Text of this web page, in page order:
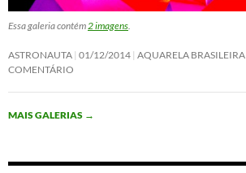
Essa galeria contém2 imagens.
ASTRONAUTA 01/12/2014 AQUARELA BRASILEIRA
COMENTÁRIO
MAIS GALERIAS →